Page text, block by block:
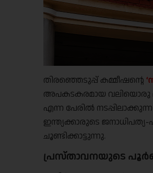
തിരഞ്ഞെടുപ്പ് കമ്മീഷൻ്റെ
അപകടകരമായ വലിയൊരു
എന്ന പേരിൽ
ഇന്ത്യക്കാരുടെ
ചൂണ്ടിക്കാട്ടുന്നു.
പ്രസ്താവനയുടെ